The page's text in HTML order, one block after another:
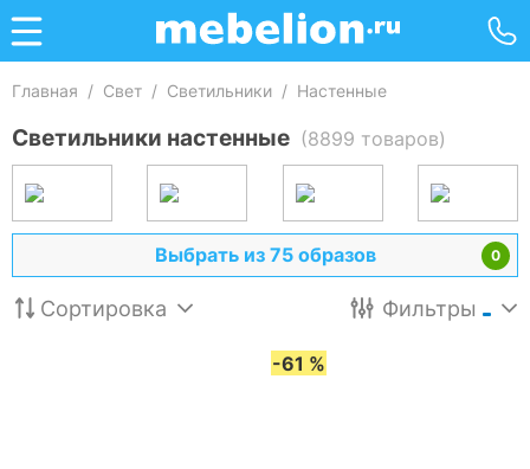
Главная / Свет / Светильники / Настенные
Светильники настенные (8899 товаров)
0
Выбрать из 75 образов
Сортировка Фильтры
-61 %